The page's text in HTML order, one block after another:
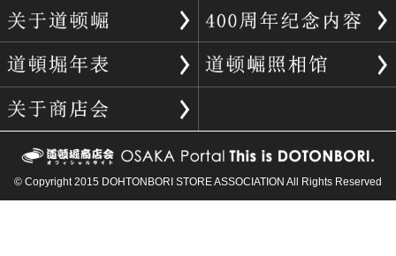
© Copyright 2015 DOHTONBORI STORE ASSOCIATION All Rights Reserved